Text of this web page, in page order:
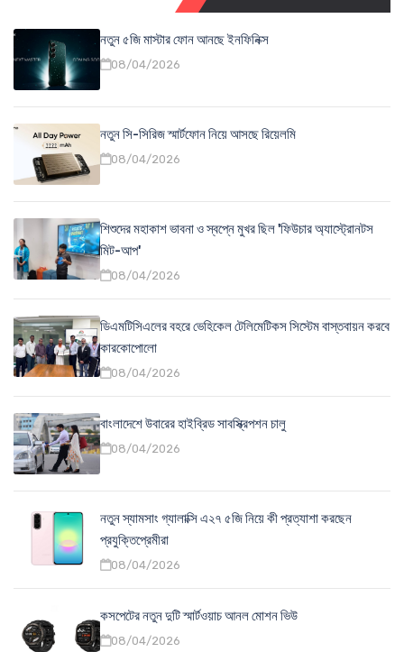
নতুন ৫জি মাস্টার ফোন আনছে ইনফিনিক্স
08/04/2026
নতুন সি-সিরিজ স্মার্টফোন নিয়ে আসছে রিয়েলমি
08/04/2026
শিশুদের মহাকাশ ভাবনা ও স্বপ্নে মুখর ছিল 'ফিউচার অ্যাস্ট্রোনটস
মিট-আপ'
08/04/2026
ডিএমটিসিএলের বহরে ভেহিকেল টেলিমেটিকস সিস্টেম বাস্তবায়ন করবে
কারকোপোলো
08/04/2026
বাংলাদেশে উবারের হাইব্রিড সাবস্ক্রিপশন চালু
08/04/2026
নতুন স্যামসাং গ্যালাক্সি এ২৭ ৫জি নিয়ে কী প্রত্যাশা করছেন
প্রযুক্তিপ্রেমীরা
08/04/2026
কসপেটের নতুন দুটি স্মার্টওয়াচ আনল মোশন ভিউ
08/04/2026